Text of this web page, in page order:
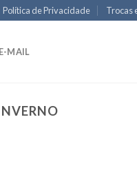
Política de Privacidade Trocas
MAIL